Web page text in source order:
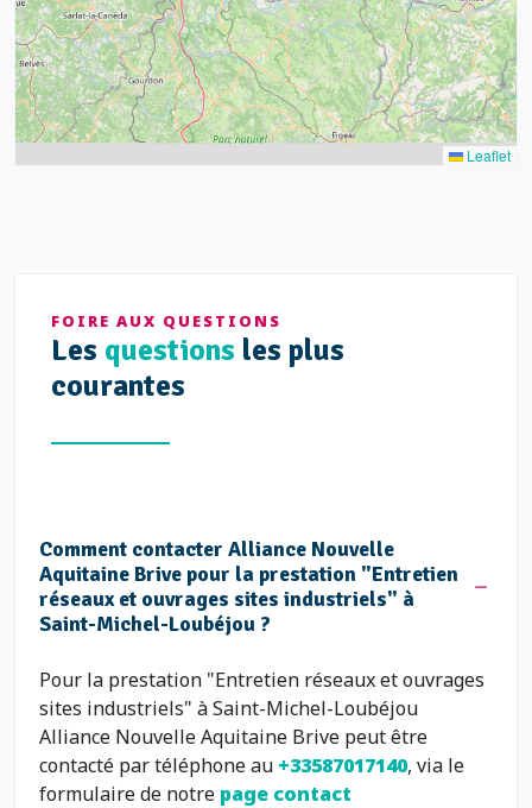
Leaflet
FOIRE AUX QUESTIONS
Les questions les plus
courantes
Comment contacter Alliance Nouvelle
Aquitaine Brive pour la prestation "Entretien
réseaux et ouvrages sites industriels" à
Saint-Michel-Loubéjou ?
Pour la prestation "Entretien réseaux et ouvrages
sites industriels" à Saint-Michel-Loubéjou
Alliance Nouvelle Aquitaine Brive peut être
contacté par téléphone au +33587017140, via le
formulaire de notre page contact